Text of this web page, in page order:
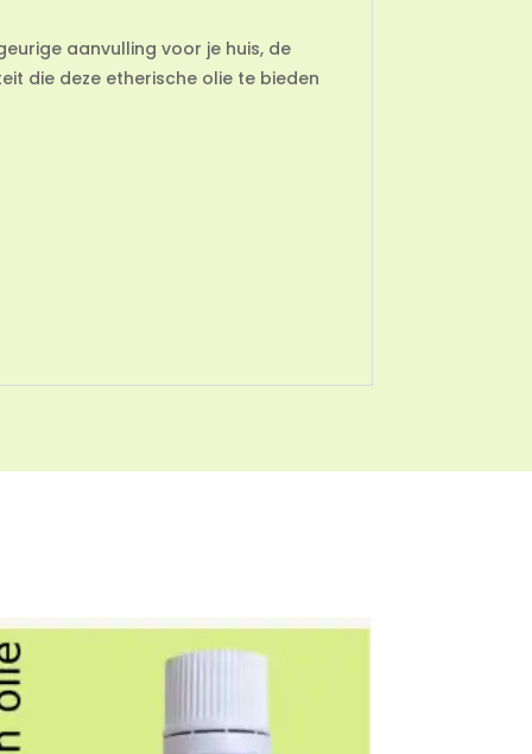
aanvulling voor je huis, de
die deze etherische olie te bieden